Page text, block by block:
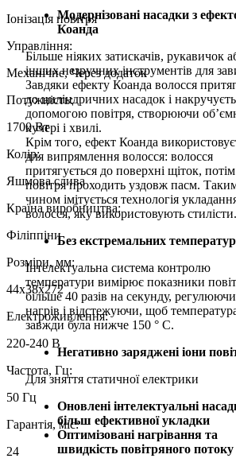
Модернізовані насадки з
Коанда
Більше ніяких затискачів, рукавичок
інших незручних інструментів для
Завдяки ефекту Коанда волосся
до циліндричних насадок і
допомогою повітря, створюючи
кучері і хвилі.
Крім того, ефект Коанда
для випрямлення волосся: волосся
притягується до поверхні щіток, потім
повітря проходить уздовж пасм.
чином імітується технологія
волосся, яку використовують стилісти.
Без екстремальних температур
Інтелектуальна система контролю
температури вимірює показники
більше 40 разів на секунду, регулюючи
нагрів і відстежуючи, щоб
завжди була нижче 150 ° C.
Негативно заряджені іони
Для зняття статичної електрики
Оновлені інтелектуальні
більш ефективної укладки
Оптимізовані нагрівання та
швидкість повітряного потоку
Іонізація повітря
Управління:
Механічне, Через додаток
Потужність:
1700 Вт
Колір:
Яшмова слива
Країна виробництва:
Філіппіни
Розміри, мм:
44х38х272
Електроживлення:
220-240 В
Частота, Гц:
50 Гц
Гарантія, міс:
24